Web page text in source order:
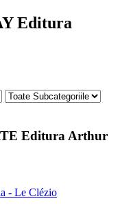
Editura
Editura Arthur